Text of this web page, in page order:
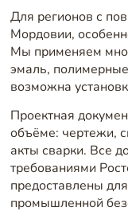
Для регионов с
Мордовии,
Мы применяем
эмаль,
возможна
Проектная
объёме: чертежи,
акты сварки. Все
требованиями
предоставлены
промышленной